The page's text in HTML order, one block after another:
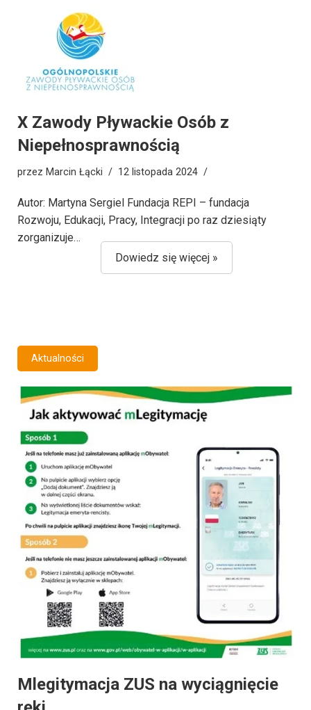
X Zawody Pływackie Osób z
Niepełnosprawnością
przez Marcin Łącki 12 listopada 2024
Autor: Martyna Sergiel Fundacja REPI – fundacja
Rozwoju, Edukacji, Pracy, Integracji po raz dziesiąty
zorganizuje…
Dowiedz się więcej »
Mlegitymacja ZUS na wyciągnięcie
Aktualności